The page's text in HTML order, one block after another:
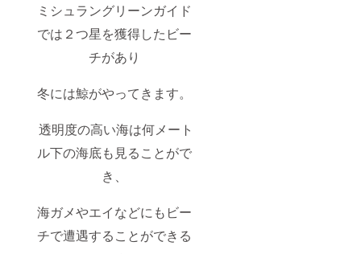
ミシュラングリーンガイド
では２つ星を獲得したビー
チがあり
冬には鯨がやってきます。
透明度の高い海は何メート
ル下の海底も見ることがで
き、
海ガメやエイなどにもビー
チで遭遇することができる